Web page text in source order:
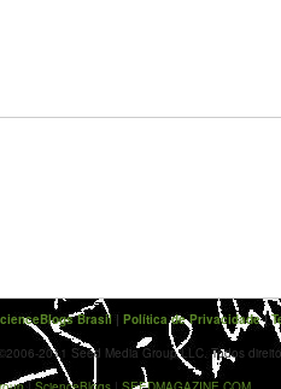
Brasil | Política de Privacidade|
2011 Seed Media Group LLC. Todos